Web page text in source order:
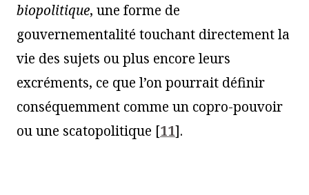
biopolitique, une forme de
gouvernementalité touchant directement la
vie des sujets ou plus encore leurs
excréments, ce que l’on pourrait définir
conséquemment comme un copro-pouvoir
ou une scatopolitique [11].